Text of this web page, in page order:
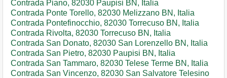
Contrada Piano, 82030 Paupisi BN, Italia
Contrada Ponte Torello, 82030 Melizzano BN, Italia
Contrada Pontefinocchio, 82030 Torrecuso BN, Italia
Contrada Rivolta, 82030 Torrecuso BN, Italia
Contrada San Donato, 82030 San Lorenzello BN, Italia
Contrada San Pietro, 82030 Paupisi BN, Italia
Contrada San Tammaro, 82030 Telese Terme BN, Italia
Contrada San Vincenzo, 82030 San Salvatore Telesino